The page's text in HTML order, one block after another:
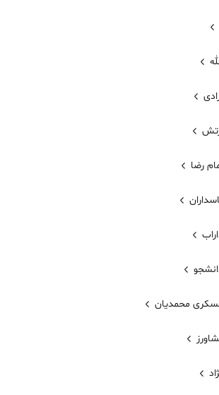
رضا
محمدیان